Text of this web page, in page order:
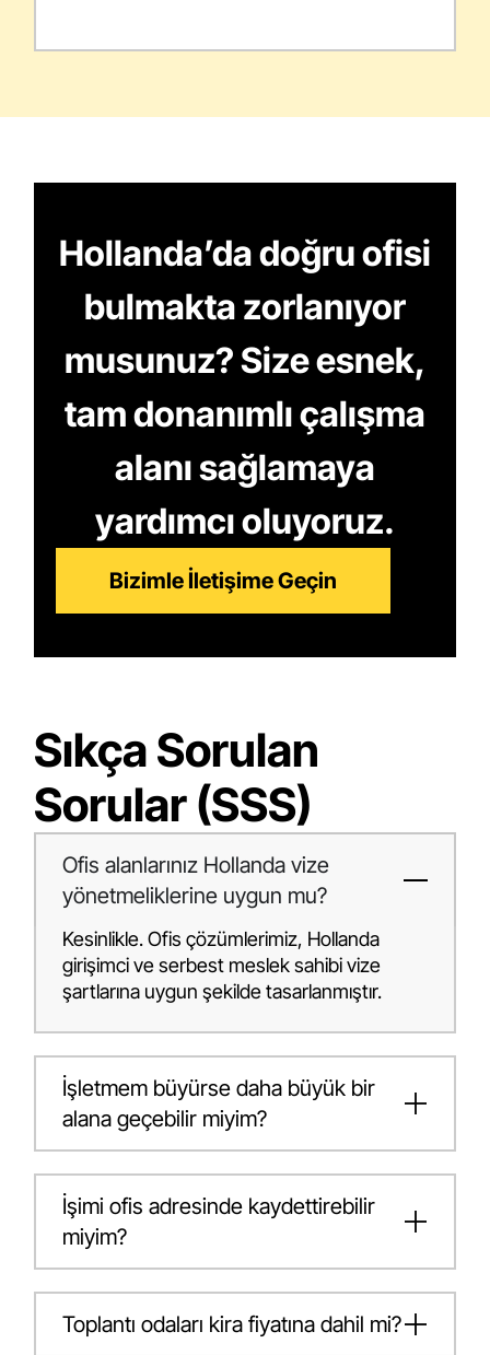
Hollanda’da doğru ofisi
bulmakta zorlanıyor
musunuz? Size esnek,
tam donanımlı çalışma
alanı sağlamaya
yardımcı oluyoruz.
Bizimle İletişime Geçin
Sıkça Sorulan
Sorular (SSS)
Ofis alanlarınız Hollanda vize
yönetmeliklerine uygun mu?
Kesinlikle. Ofis çözümlerimiz, Hollanda
girişimci ve serbest meslek sahibi vize
şartlarına uygun şekilde tasarlanmıştır.
İşletmem büyürse daha büyük bir
alana geçebilir miyim?
İşimi ofis adresinde kaydettirebilir
miyim?
Toplantı odaları kira fiyatına dahil mi?